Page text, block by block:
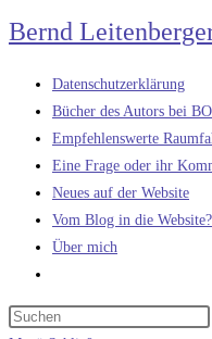
Zum
Inhalt
springen
Bernd
Datenschutzerklärung
Bücher des Autors bei
Empfehlenswerte
Eine Frage oder ihr
Neues auf der Website
Vom Blog in die Website?
Über mich
umschalten